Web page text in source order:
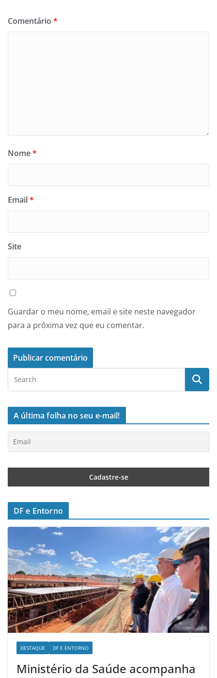
Comentário *
Nome*
Email*
Site
Guardar o meu nome, email e site neste navegador
para a próxima vez que eu comentar.
A última folha no seu e-mail!
DF e Entorno
DESTAQUE DF E ENTORNO
Ministério da Saúde acompanha